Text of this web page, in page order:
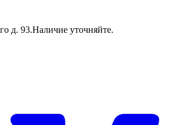
д. 93.Наличие уточняйте.